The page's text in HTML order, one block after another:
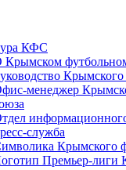
КФС
Крымском
менеджер
служба
Крымского
Премьер-лиги